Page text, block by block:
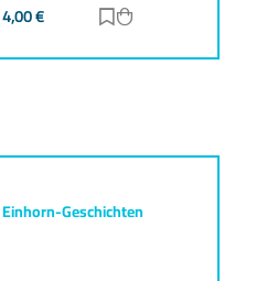
4,00€ Zur Merkliste
Einhorn-Geschichten